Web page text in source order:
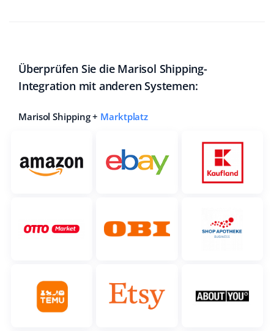
Überprüfen Sie die Marisol Shipping-
Integration mit anderen Systemen:
Marisol Shipping + Marktplatz